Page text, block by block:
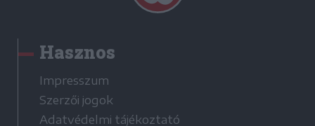
Hasznos
Impresszum
Szerzői jogok
Adatvédelmi tájékoztató